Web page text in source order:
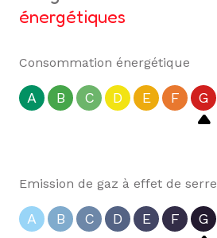
énergétiques
Consommation énergétique
A B C D E F G
Emission de gaz à effet de serre
A B C D E F G